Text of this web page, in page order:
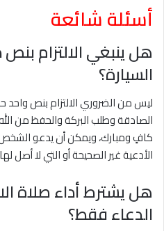
أسئلة شائعة
هل ينبغي الالتزام
السيارة؟
ليس من الضروري الالتزام بنص واحد
الصادقة وطلب البركة والحفظ من
كافٍ ومبارك، ويمكن أن يدعو
الأدعية غير الصحيحة أو التي لا أصل
هل يشترط أداء صلاة
الدعاء فقط؟